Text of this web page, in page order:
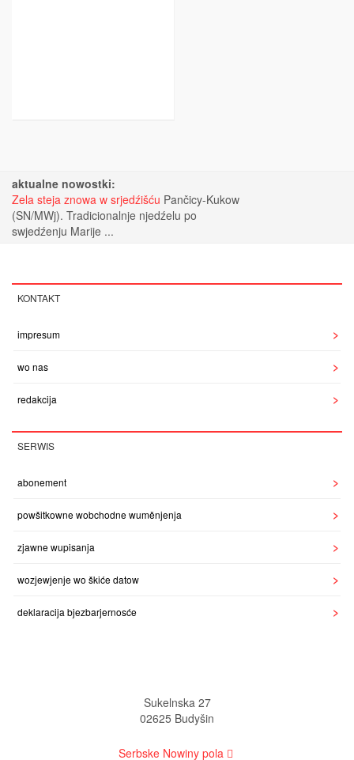
aktualne nowostki:
Zela steja znowa w srjedźišću Pančicy-Kukow
(SN/MWj). Tradicionalnje njedźelu po
swjedźenju Marije ...
KONTAKT
impresum
wo nas
redakcija
SERWIS
abonement
powšitkowne wobchodne wuměnjenja
zjawne wupisanja
wozjewjenje wo škiće datow
deklaracija bjezbarjernosće
Sukelnska 27
02625 Budyšin
Serbske Nowiny pola